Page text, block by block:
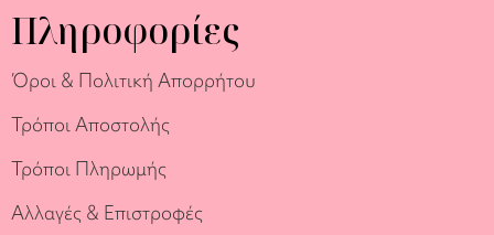
Πληροφορίες
Όροι & Πολιτική Απορρήτου
Τρόποι Αποστολής
Τρόποι Πληρωμής
Αλλαγές & Επιστροφές